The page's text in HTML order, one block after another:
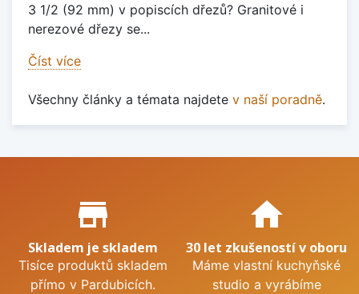
3 1/2 (92 mm) v popiscích dřezů? Granitové i
nerezové dřezy se...
Číst více
Všechny články a témata najdete v naší poradně.
Proč nakupovat u nás?
store_mall_directory
Skladem je skladem
Tisíce produktů skladem
přímo v Pardubicích.
home
30 let zkušeností v oboru
Máme vlastní kuchyňské
studio a vyrábíme